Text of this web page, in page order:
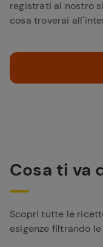
registrati al nostro
cosa troverai
Cosa ti va
Scopri tutte le
esigenze filtrando